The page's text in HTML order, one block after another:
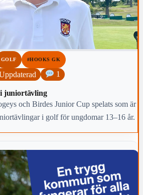
GOLF #HOOKS GK
1
juniortävling
och Birdes Junior Cup spelats som är
i golf för ungdomar 13–16 år.